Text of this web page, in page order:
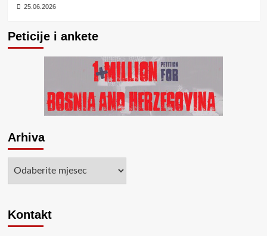
25.06.2026
Peticije i ankete
Arhiva
Kontakt